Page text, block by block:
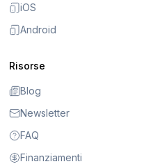
iOS
Android
Risorse
Blog
Newsletter
FAQ
Finanziamenti